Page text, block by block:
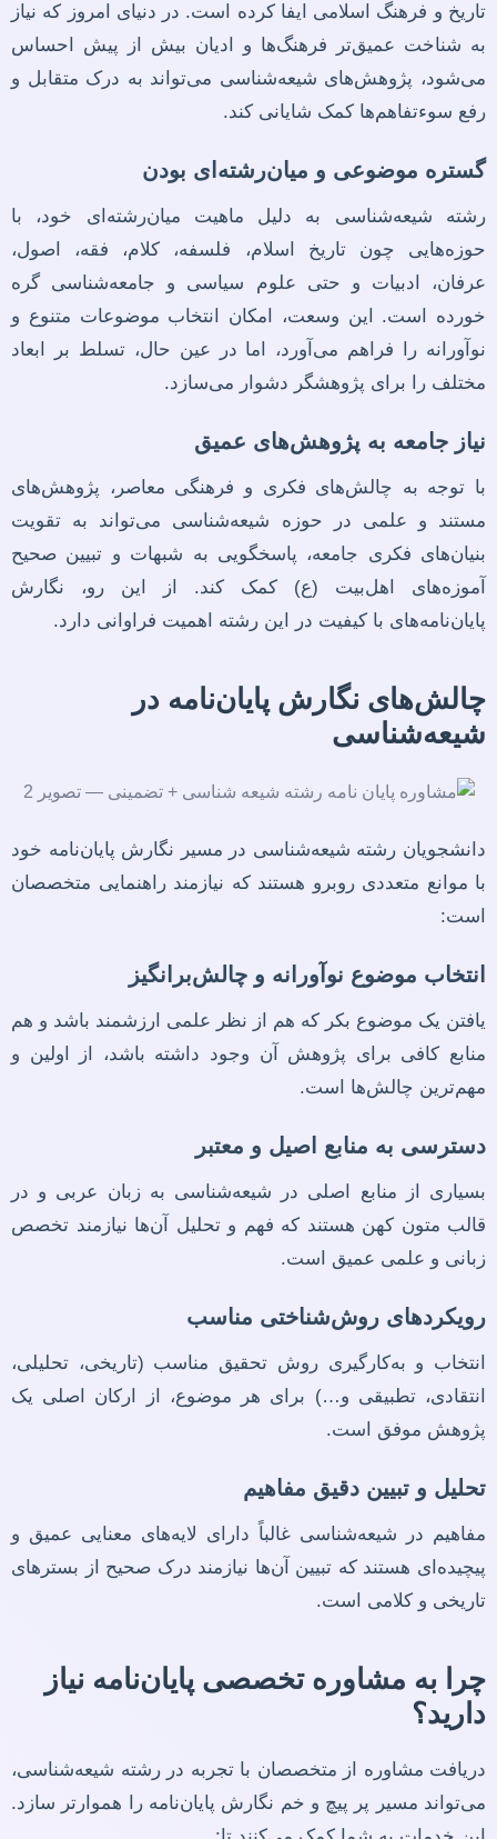
تاریخ و فرهنگ اسلامی ایفا کرده است. در دنیای امروز که نیاز
به شناخت عمیق‌تر فرهنگ‌ها و ادیان بیش از پیش احساس
می‌شود، پژوهش‌های شیعه‌شناسی می‌تواند به درک متقابل و
رفع سوءتفاهم‌ها کمک شایانی کند.
گستره موضوعی و میان‌رشته‌ای بودن
رشته شیعه‌شناسی به دلیل ماهیت میان‌رشته‌ای خود، با
حوزه‌هایی چون تاریخ اسلام، فلسفه، کلام، فقه، اصول،
عرفان، ادبیات و حتی علوم سیاسی و جامعه‌شناسی گره
خورده است. این وسعت، امکان انتخاب موضوعات متنوع و
نوآورانه را فراهم می‌آورد، اما در عین حال، تسلط بر ابعاد
مختلف را برای پژوهشگر دشوار می‌سازد.
نیاز جامعه به پژوهش‌های عمیق
با توجه به چالش‌های فکری و فرهنگی معاصر، پژوهش‌های
مستند و علمی در حوزه شیعه‌شناسی می‌تواند به تقویت
بنیان‌های فکری جامعه، پاسخگویی به شبهات و تبیین صحیح
آموزه‌های اهل‌بیت (ع) کمک کند. از این رو، نگارش
پایان‌نامه‌های با کیفیت در این رشته اهمیت فراوانی دارد.
چالش‌های نگارش پایان‌نامه در
شیعه‌شناسی
دانشجویان رشته شیعه‌شناسی در مسیر نگارش پایان‌نامه خود
با موانع متعددی روبرو هستند که نیازمند راهنمایی متخصصان
است:
انتخاب موضوع نوآورانه و چالش‌برانگیز
یافتن یک موضوع بکر که هم از نظر علمی ارزشمند باشد و هم
منابع کافی برای پژوهش آن وجود داشته باشد، از اولین و
مهم‌ترین چالش‌ها است.
دسترسی به منابع اصیل و معتبر
بسیاری از منابع اصلی در شیعه‌شناسی به زبان عربی و در
قالب متون کهن هستند که فهم و تحلیل آن‌ها نیازمند تخصص
زبانی و علمی عمیق است.
رویکردهای روش‌شناختی مناسب
انتخاب و به‌کارگیری روش تحقیق مناسب (تاریخی، تحلیلی،
انتقادی، تطبیقی و…) برای هر موضوع، از ارکان اصلی یک
پژوهش موفق است.
تحلیل و تبیین دقیق مفاهیم
مفاهیم در شیعه‌شناسی غالباً دارای لایه‌های معنایی عمیق و
پیچیده‌ای هستند که تبیین آن‌ها نیازمند درک صحیح از بسترهای
تاریخی و کلامی است.
چرا به مشاوره تخصصی پایان‌نامه نیاز
دارید؟
دریافت مشاوره از متخصصان با تجربه در رشته شیعه‌شناسی،
می‌تواند مسیر پر پیچ و خم نگارش پایان‌نامه را هموارتر سازد.